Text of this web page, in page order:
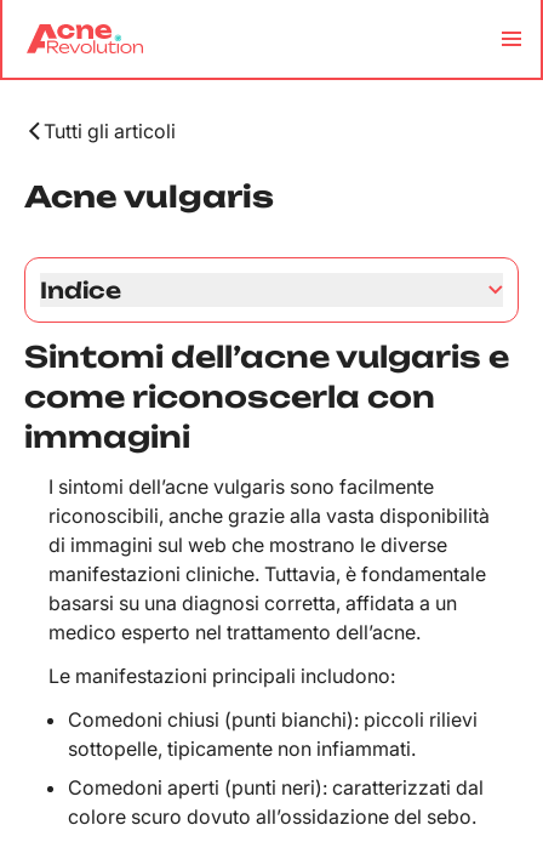
Tutti gli articoli
Acne vulgaris
Indice
Sintomi dell’acne vulgaris e come
riconoscerla con immagini
Le cause dell’acne vulgaris: capirle per
curare davvero la pelle
Tutte le forme di acne vulgaris: non sono
Acne vulgaris e alimentazione: quale
relazione?
Acne vulgaris: rimedi scientifici ed errori da
evitare
Perché scegliere il Metodo AcneRevolution
per l’acne vulgaris
Domande frequenti sull’acne vulgaris
Sintomi dell’acne vulgaris e
come riconoscerla con
immagini
I sintomi dell’acne vulgaris sono facilmente
riconoscibili, anche grazie alla vasta disponibilità
di immagini sul web che mostrano le diverse
manifestazioni cliniche. Tuttavia, è fondamentale
basarsi su una diagnosi corretta, affidata a un
medico esperto nel trattamento dell’acne.
Le manifestazioni principali includono:
Comedoni chiusi (punti bianchi): piccoli rilievi
sottopelle, tipicamente non infiammati.
Comedoni aperti (punti neri): caratterizzati dal
colore scuro dovuto all’ossidazione del sebo.